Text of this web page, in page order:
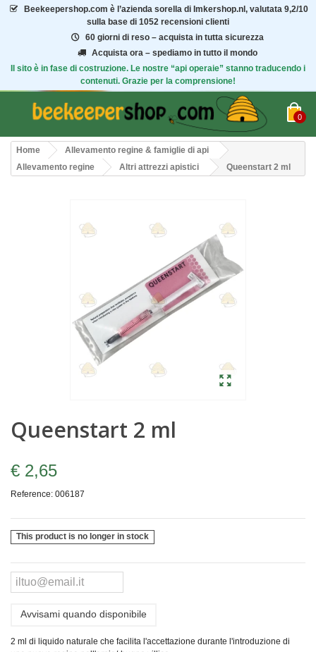
Beekeepershop.com è l’azienda sorella di Imkershop.nl, valutata 9,2/10
sulla base di 1052 recensioni clienti
60 giorni di reso – acquista in tutta sicurezza
Acquista ora – spediamo in tutto il mondo
Il sito è in fase di costruzione. Le nostre “api operaie” stanno traducendo i
contenuti. Grazie per la comprensione!
0
Home
Allevamento regine & famiglie di api
Allevamento regine
Altri attrezzi apistici Queenstart 2 ml
Queenstart 2 ml
€ 2,65
Reference: 006187
This product is no longer in stock
Avvisami quando disponibile
2 ml di liquido naturale che facilita l'accettazione durante l'introduzione di